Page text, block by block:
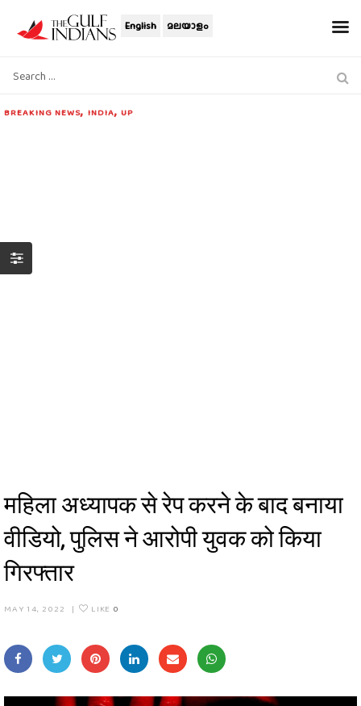
English മലയാളം
BREAKING NEWS, INDIA,UP
महिला अध्यापक से रेप करने के बाद बनाया
वीडियो, पुलिस ने आरोपी युवक को किया
गिरफ्तार
MAY 14, 2022 | LIKE 0